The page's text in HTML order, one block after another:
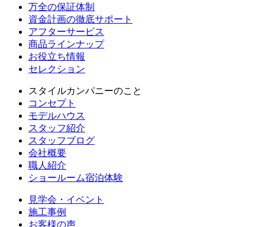
万全の保証体制
資金計画の徹底サポート
アフターサービス
商品ラインナップ
お役立ち情報
セレクション
スタイルカンパニーのこと
コンセプト
モデルハウス
スタッフ紹介
スタッフブログ
会社概要
職人紹介
ショールーム宿泊体験
見学会・イベント
施工事例
お客様の声